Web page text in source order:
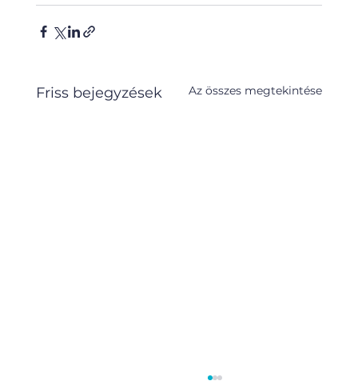
Friss bejegyzések Az összes megtekintése